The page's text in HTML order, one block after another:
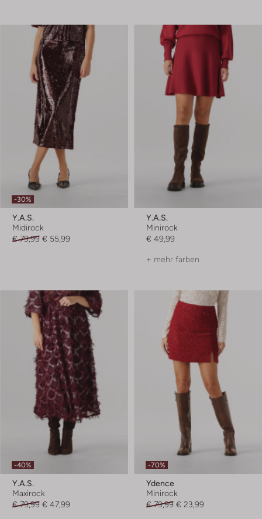
-30%
Y.a.s.
Midirock
€ 79,99 € 55,99
Y.a.s.
Minirock
€ 49,99
+ mehr farben
-40%
Y.a.s.
Maxirock
€ 79,99 € 47,99
-70%
Ydence
Minirock
€ 79,99 € 23,99